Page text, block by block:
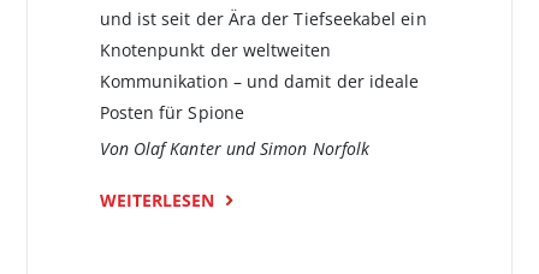
und ist seit der Ära der Tiefseekabel ein
Knotenpunkt der weltweiten
Kommunikation – und damit der ideale
Posten für Spione
Von Olaf Kanter und Simon Norfolk
WEITERLESEN